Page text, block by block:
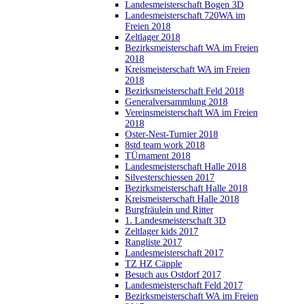
Landesmeisterschaft Bogen 3D
Landesmeisterschaft 720WA im
Freien 2018
Zeltlager 2018
Bezirksmeisterschaft WA im Freien
2018
Kreismeisterschaft WA im Freien
2018
Bezirksmeisterschaft Feld 2018
Generalversammlung 2018
Vereinsmeisterschaft WA im Freien
2018
Oster-Nest-Turnier 2018
8std team work 2018
TÜrnament 2018
Landesmeisterschaft Halle 2018
Silvesterschiessen 2017
Bezirksmeisterschaft Halle 2018
Kreismeisterschaft Halle 2018
Burgfräulein und Ritter
1. Landesmeisterschaft 3D
Zeltlager kids 2017
Rangliste 2017
Landesmeisterschaft 2017
TZ HZ Cäpple
Besuch aus Ostdorf 2017
Landesmeisterschaft Feld 2017
Bezirksmeisterschaft WA im Freien